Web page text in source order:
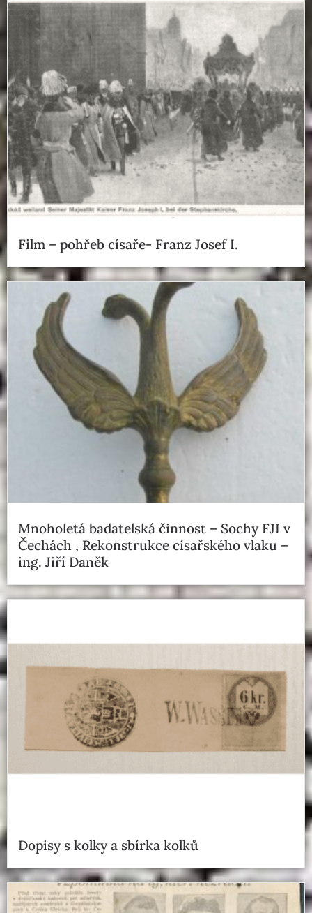
Film – pohřeb císaře- Franz Josef I.
Mnoholetá badatelská činnost – Sochy FJI v
Čechách , Rekonstrukce císařského vlaku –
ing. Jiří Daněk
Dopisy s kolky a sbírka kolků